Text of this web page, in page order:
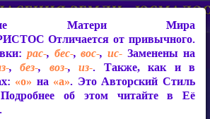
Матери Мира
Отличается от привычного.
рас-, бес-,вос-,ис- Заменены на
,без-, воз-,из-. Также, как и в
«о» на «а». Это Авторский Стиль
об этом читайте в Её
.